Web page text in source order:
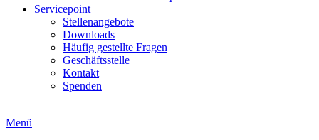
Servicepoint
Stellenangebote
Downloads
Häufig gestellte Fragen
Geschäftsstelle
Kontakt
Spenden
Menü